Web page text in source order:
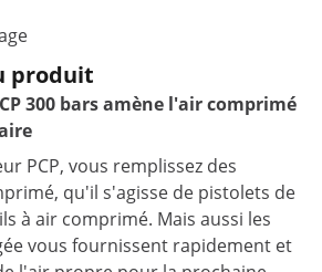
produit
300 bars amène l'air comprimé
PCP, vous remplissez des
qu'il s'agisse de pistolets de
à air comprimé. Mais aussi les
vous fournissent rapidement et